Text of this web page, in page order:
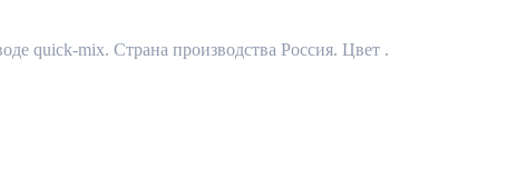
quick-mix. Страна производства Россия. Цвет .